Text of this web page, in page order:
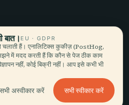
बना, सफ़र पर और बादलों में
· ES · IT · PT · JA · ZH · HI · RU · CS · AR
बात। EU · GDPR
हैं। एनालिटिक्स कुकीज़ (PostHog,
में मदद करती हैं कि कौन से पेज ठीक काम
नहीं, कोई बिक्री नहीं। आप इसे कभी भी
सभी अस्वीकार करें सभी स्वीकार करें